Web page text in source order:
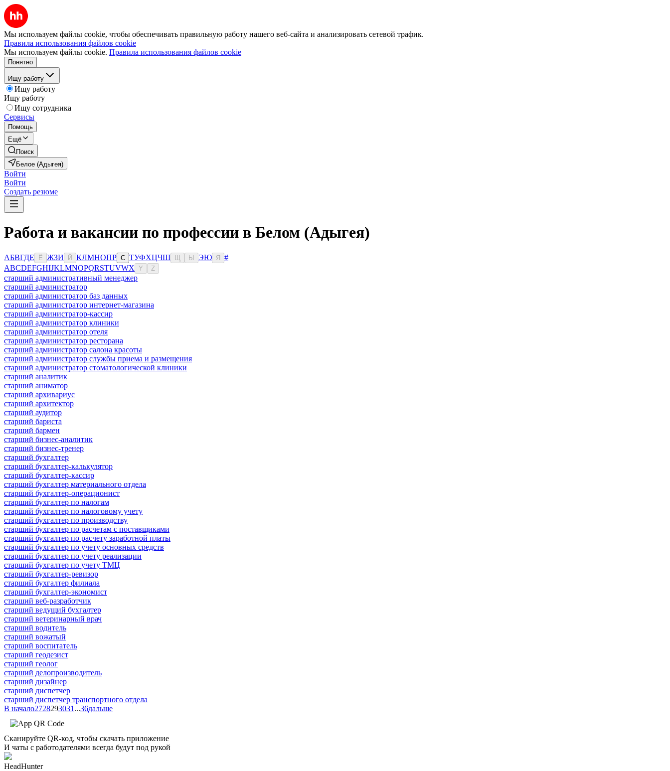
Мы используем файлы cookie, чтобы обеспечивать правильную работу нашего веб-сайта и анализировать сетевой трафик.
Правила использования файлов cookie
Мы используем файлы cookie. Правила использования файлов cookie
Понятно
Ищу работу
Ищу работу
Ищу работу
Ищу сотрудника
Сервисы
Помощь
Ещё
Поиск
Белое (Адыгея)
Войти
Войти
Создать резюме
Работа и вакансии по профессии в Белом (Адыгея)
АБВГДЕ Ё ЖЗИ Й КЛМНОПР С ТУФХЦЧШ Ы ЭЮ Я
#
ABCDEFGHIJKLMNOPQRSTUVWX Y Z
старший административный менеджер
старший администратор
старший администратор баз данных
старший администратор интернет-магазина
старший администратор-кассир
старший администратор клиники
старший администратор отеля
старший администратор ресторана
старший администратор салона красоты
старший администратор службы приема и размещения
старший администратор стоматологической клиники
старший аналитик
старший аниматор
старший архивариус
старший архитектор
старший аудитор
старший бариста
старший бармен
старший бизнес-аналитик
старший бизнес-тренер
старший бухгалтер
старший бухгалтер-калькулятор
старший бухгалтер-кассир
старший бухгалтер материального отдела
старший бухгалтер-операционист
старший бухгалтер по налогам
старший бухгалтер по налоговому учету
старший бухгалтер по производству
старший бухгалтер по расчетам с поставщиками
старший бухгалтер по расчету заработной платы
старший бухгалтер по учету основных средств
старший бухгалтер по учету реализации
старший бухгалтер по учету ТМЦ
старший бухгалтер-ревизор
старший бухгалтер филиала
старший бухгалтер-экономист
старший веб-разработчик
старший ведущий бухгалтер
старший ветеринарный врач
старший водитель
старший вожатый
старший воспитатель
старший геодезист
старший геолог
старший делопроизводитель
старший дизайнер
старший диспетчер
старший диспетчер транспортного отдела
В начало2728293031 ...36дальше
Сканируйте QR-код, чтобы скачать приложение
И чаты с работодателями всегда будут под рукой
HeadHunter